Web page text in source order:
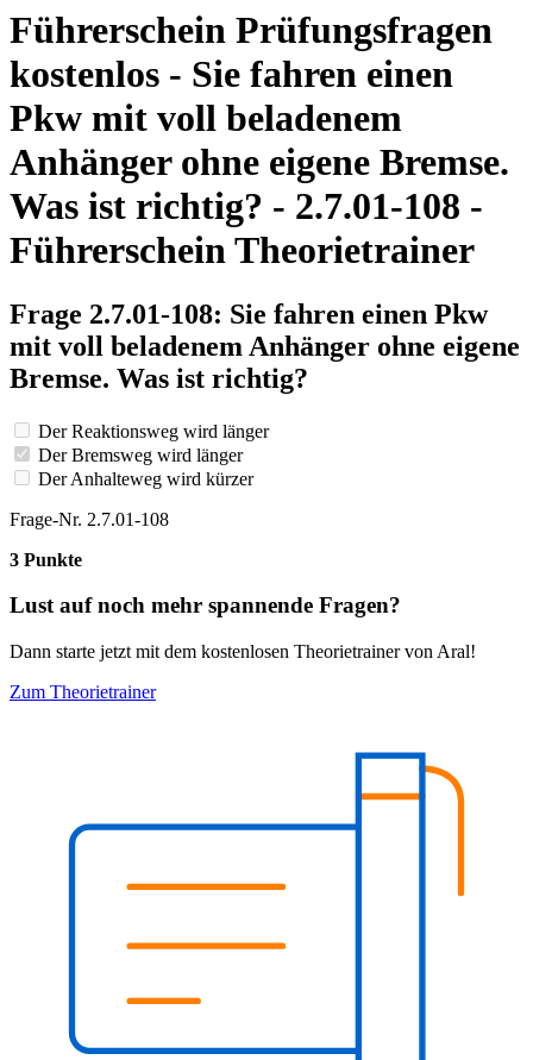
Führerschein Prüfungsfragen
kostenlos - Sie fahren einen
Pkw mit voll beladenem
Anhänger ohne eigene Bremse.
Was ist richtig? - 2.7.01-108 -
Führerschein Theorietrainer
Frage 2.7.01-108: Sie fahren einen Pkw
mit voll beladenem Anhänger ohne eigene
Bremse. Was ist richtig?
Der Reaktionsweg wird länger
Der Bremsweg wird länger
Der Anhalteweg wird kürzer
Frage-Nr. 2.7.01-108
3 Punkte
Lust auf noch mehr spannende Fragen?
Dann starte jetzt mit dem kostenlosen Theorietrainer von Aral!
Zum Theorietrainer